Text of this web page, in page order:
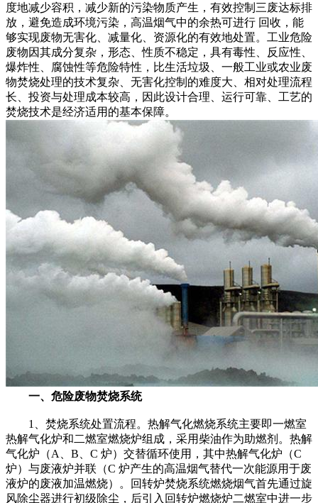
度地减少容积，减少新的污染物质产生，有效控制三废达标排
放，避免造成环境污染，高温烟气中的余热可进行 回收，能
够实现废物无害化、减量化、资源化的有效地处置。工业危险
废物因其成分复杂，形态、性质不稳定，具有毒性、反应性、
爆炸性、腐蚀性等危险特性，比生活垃圾、一般工业或农业废
物焚烧处理的技术复杂、无害化控制的难度大、相对处理流程
长、投资与处理成本较高，因此设计合理、运行可靠、工艺的
焚烧技术是经济适用的基本保障。
一、危险废物焚烧系统
1、焚烧系统处置流程。热解气化燃烧系统主要即一燃室
热解气化炉和二燃室燃烧炉组成，采用柴油作为助燃剂。热解
气化炉（A、B、C 炉）交替循环使用，其中热解气化炉（C
炉）与废液炉并联（C 炉产生的高温烟气替代一次能源用于废
液炉的废液加温燃烧）。回转炉焚烧系统燃烧烟气首先通过旋
风除尘器进行初级除尘，后引入回转炉燃烧炉二燃室中进一步